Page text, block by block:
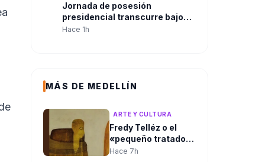
Jornada de posesión
presidencial transcurre bajo
máxima alerta por hechos de
Hace 1h
MÁS DE MEDELLÍN
ARTE Y CULTURA
Fredy Telléz o el
«pequeño tratado
del libre pensador»
Hace 7h